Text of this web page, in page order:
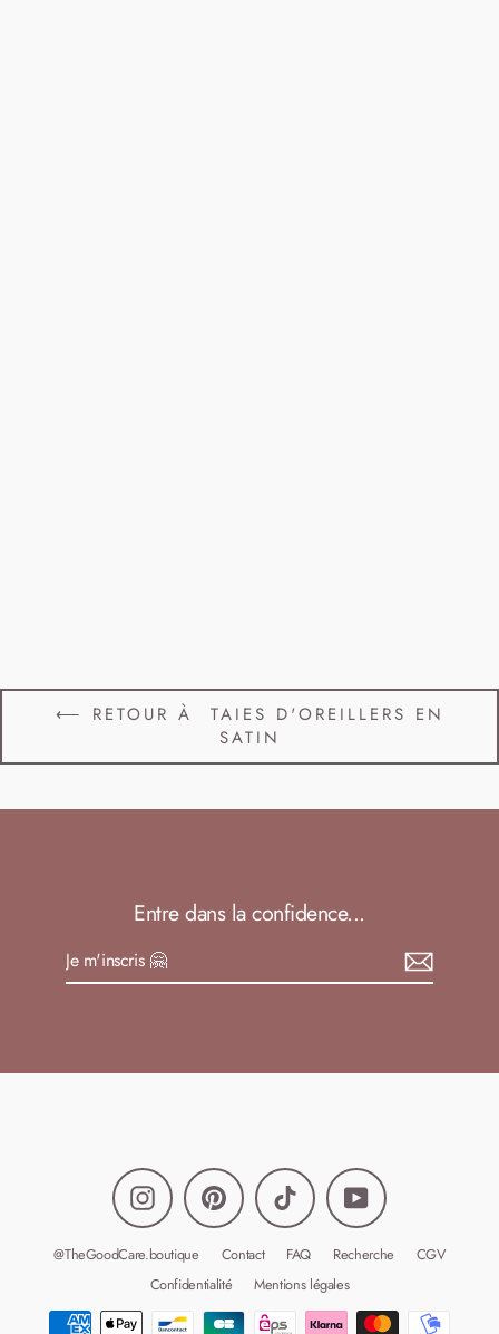
⟵ RETOUR À TAIES D'OREILLERS EN
SATIN
Entre dans la confidence...
m'inscris
Instagram Pinterest TikTok YouTube
@TheGoodCare.boutique Contact FAQ Recherche
CGV
Confidentialité
Mentions légales